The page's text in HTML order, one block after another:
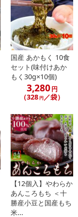
国産 あかもく 10食
セット(味付けあか
もく30g×10個)
3,280円
（328 円／袋）
【12個入】やわらか
あんころもち ＜十
勝産小豆と国産もち
米...